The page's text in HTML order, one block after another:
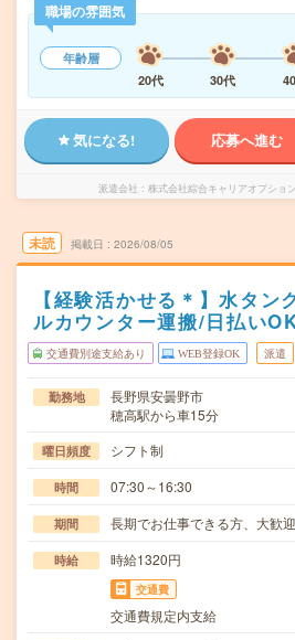
職場の雰囲気
年齢層
20代
30代
気になる! 応募へ進む
派遣会社 株式会社綜合キャリアオプショ
未読 掲載日 2026/08/05
【経験活かせる＊】水タン
ルカウンター運搬/日払い
交通費別途支給あり WEB登録OK 派遣
勤務地
長野県安曇野市
穂高駅から車15分
曜日頻度 シフト制
時間 07:30～16:30
期間 長期でお仕事できる方、大歓迎
時給 時給1320円
交通費
交通費規定内支給